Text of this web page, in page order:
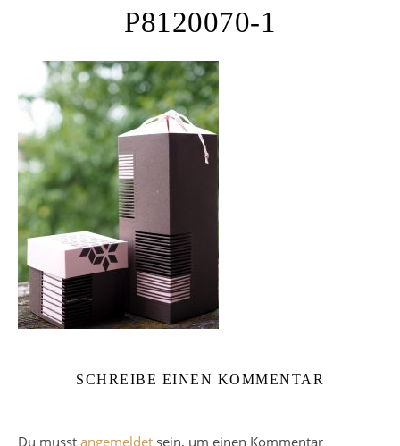
P8120070-1
SCHREIBE EINEN KOMMENTAR
Du musst angemeldet sein, um einen Kommentar